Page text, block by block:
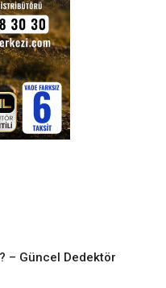
– Güncel Dedektör